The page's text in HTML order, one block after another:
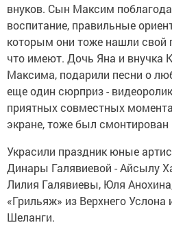
внуков. Сын Максим
воспитание, правильные
которым они тоже нашли свой
что имеют. Дочь Яна и внучка
Максима, подарили песни о
еще один сюрприз -
приятных совместных
экране, тоже был смонтирован
Украсили праздник юные
Динары Галявиевой - Айсылу
Лилия Галявиевы, Юля
«Грильяж» из Верхнего Услона
Шеланги.